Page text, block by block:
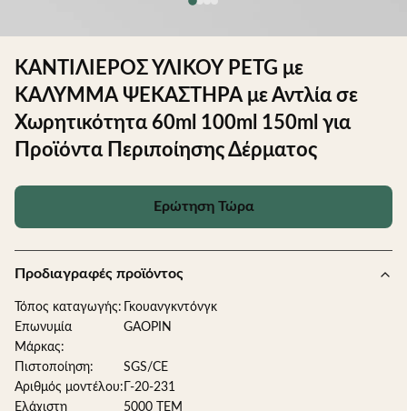
ΚΑΝΤΙΛΙΕΡΟΣ ΥΛΙΚΟΥ PETG με
ΚΑΛΥΜΜΑ ΨΕΚΑΣΤΗΡΑ με Αντλία σε
Χωρητικότητα 60ml 100ml 150ml για
Προϊόντα Περιποίησης Δέρματος
Ερώτηση Τώρα
Προδιαγραφές προϊόντος
Τόπος καταγωγής:
Γκουανγκντόνγκ
Επωνυμία
Μάρκας:
GAOPIN
Πιστοποίηση:
SGS/CE
Αριθμός μοντέλου: Γ-20-231
Ελάχιστη
5000 ΤΕΜ